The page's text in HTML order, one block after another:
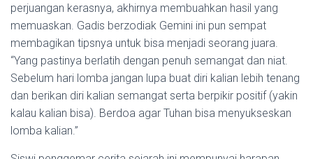
perjuangan kerasnya, akhirnya membuahkan hasil yang
memuaskan. Gadis berzodiak Gemini ini pun sempat
membagikan tipsnya untuk bisa menjadi seorang juara.
“Yang pastinya berlatih dengan penuh semangat dan niat.
Sebelum hari lomba jangan lupa buat diri kalian lebih tenang
dan berikan diri kalian semangat serta berpikir positif (yakin
kalau kalian bisa). Berdoa agar Tuhan bisa menyukseskan
lomba kalian.”